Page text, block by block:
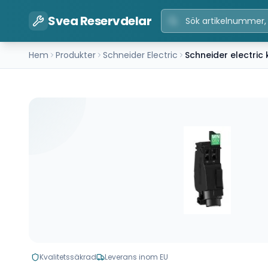
Svea Reservdelar
Hem Produkter Schneider Electric Schneider electric
Kvalitetssäkrad Leverans inom EU